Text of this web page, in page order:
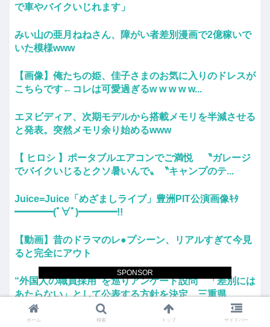
SPONSOR
で車やバイクいじれます」
みい山の亜月ねねさん、障がい者差別漫画で2億稼いで
いた模様www
【画像】俺たちの姫、佳子さまのお気に入りのドレスが
こちらです←コレは可愛過ぎるw w w w w...
エヌビディア、次期モデルから搭載メモリを半減させる
と発表。突然メモリ余り始めるwww
【 ヒロシ 】ポータブルエアコンでご満悦 〝ガレージ
でバイクいじるとクソ暑いんで〟〝キャンプのテ...
Juice=Juice「めざましライブ」豊洲PIT公演画像ｷﾀ
━━━━(ﾟ∀ﾟ)━━━━!!
【動画】昔のドラマのレ●プシーン、リアルすぎて今見
ると完全にアウト
“外国人の職員採用”を巡りアンケート設問 「差別には
あたらない」として公表する方針を決定 三重県
高市首相への賛同コメントの多さに苛立つ左派、これは
ホーム 検索 トップ サイドバー